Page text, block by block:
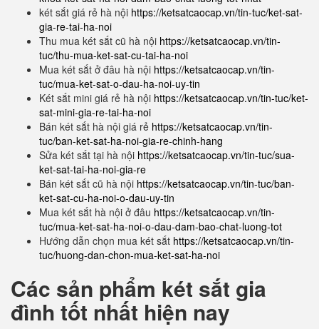
két sắt giá rẻ hà nội https://ketsatcaocap.vn/tin-tuc/ket-sat-
gia-re-tai-ha-noi
Thu mua két sắt cũ hà nội https://ketsatcaocap.vn/tin-
tuc/thu-mua-ket-sat-cu-tai-ha-noi
Mua két sắt ở đâu hà nội https://ketsatcaocap.vn/tin-
tuc/mua-ket-sat-o-dau-ha-noi-uy-tin
Két sắt mini giá rẻ hà nội https://ketsatcaocap.vn/tin-tuc/ket-
sat-mini-gia-re-tai-ha-noi
Bán két sắt hà nội giá rẻ https://ketsatcaocap.vn/tin-
tuc/ban-ket-sat-ha-noi-gia-re-chinh-hang
Sửa két sắt tại hà nội https://ketsatcaocap.vn/tin-tuc/sua-
ket-sat-tai-ha-noi-gia-re
Bán két sắt cũ hà nội https://ketsatcaocap.vn/tin-tuc/ban-
ket-sat-cu-ha-noi-o-dau-uy-tin
Mua két sắt hà nội ở đâu https://ketsatcaocap.vn/tin-
tuc/mua-ket-sat-ha-noi-o-dau-dam-bao-chat-luong-tot
Hướng dẫn chọn mua két sắt https://ketsatcaocap.vn/tin-
tuc/huong-dan-chon-mua-ket-sat-ha-noi
Các sản phẩm két sắt gia
đình tốt nhất hiện nay